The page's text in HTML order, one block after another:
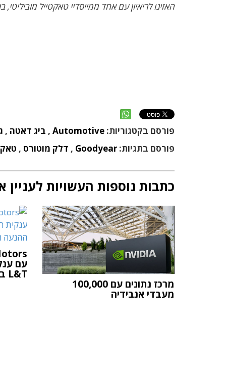
האזינו לריאיון עם אחד ממייסדיי טאקטייל
פורסם בקטגוריות: Automotive
, ביג דאטה ,
פורסם בתגיות: Goodyear
, דלק מוטורס ,
כתבות נוספות העשויות לעניין
מרכז נתונים עם 100,000
מעבדי אנבידיה
עם
L&T בתחום ההנעה החשמלית